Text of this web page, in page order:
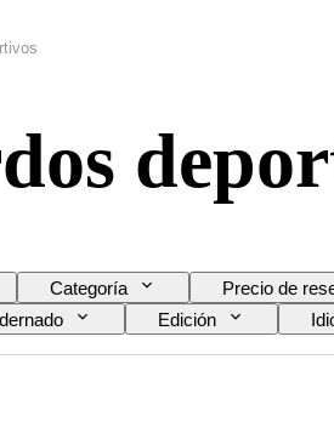
Categoría Precio de
Edición